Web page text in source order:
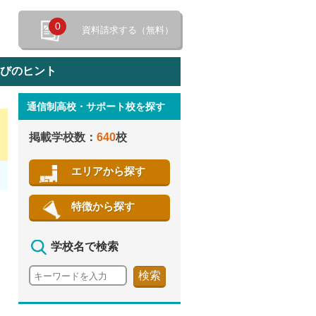
0 資料請求する（無料）
のヒント
通信制高校・サポート校を探す
掲載学校数： 640校
エリアから探す
特徴から探す
学校名で検索